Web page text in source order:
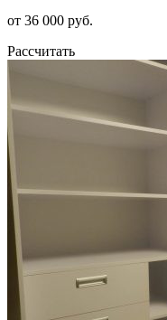
от 36 000 руб.
Рассчитать